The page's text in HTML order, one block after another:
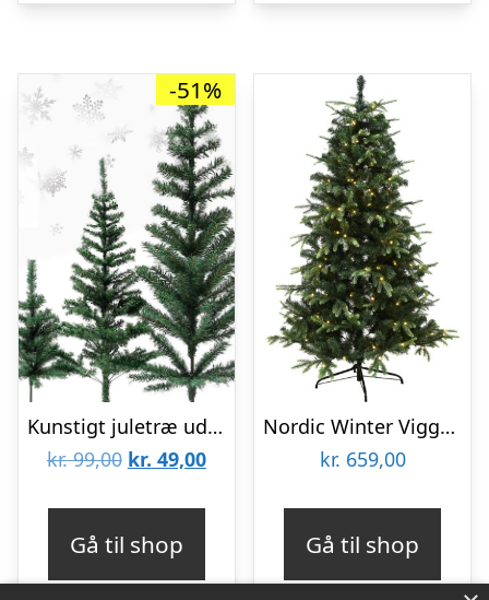
-51%
Kunstigt juletræ uden lys (60, 120 eller 150 cm) – 60 cm.
kr.99,00 Den
kr. 49,00Den
Gå til shop
Nordic Winter Vigga kunstigt juletræ med lys, 170 x 116 cm
kr. 659,00
Gå til shop